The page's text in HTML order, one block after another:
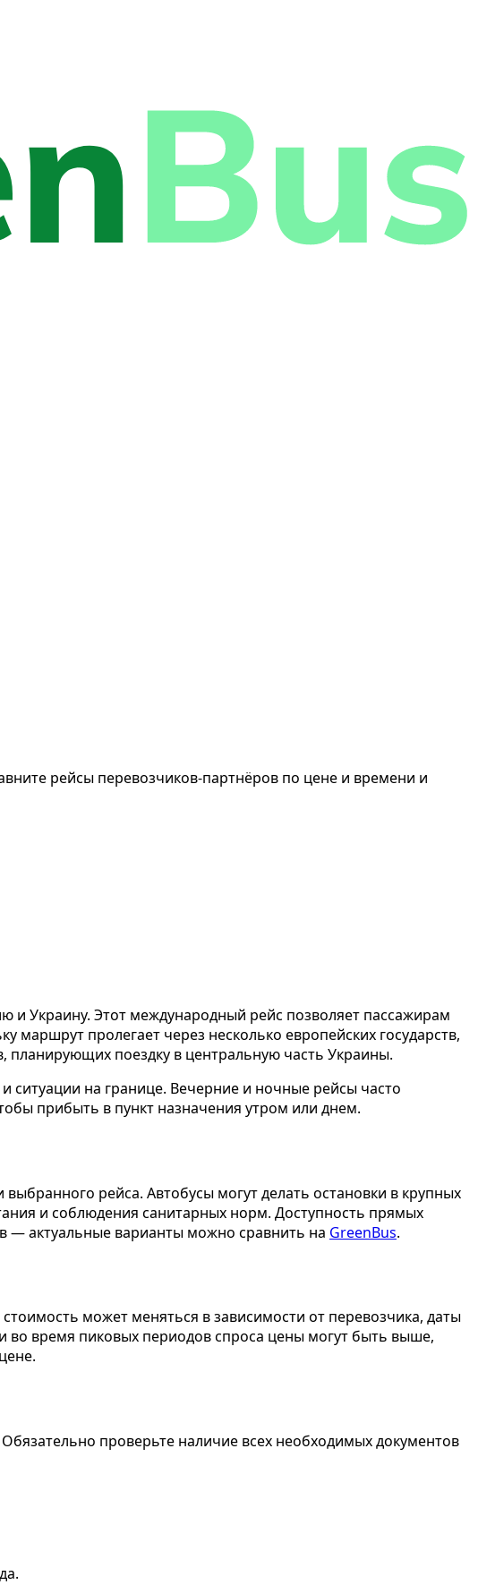
рейсы перевозчиков-партнёров по цене и времени и
Украину. Этот международный рейс позволяет пассажирам
пролегает через несколько европейских государств,
планирующих поездку в центральную часть Украины.
ситуации на границе. Вечерние и ночные рейсы часто
прибыть в пункт назначения утром или днем.
рейса. Автобусы могут делать остановки в крупных
и соблюдения санитарных норм. Доступность прямых
— актуальные варианты можно сравнить на GreenBus.
может меняться в зависимости от перевозчика, даты
во время пиковых периодов спроса цены могут быть выше,
проверьте наличие всех необходимых документов